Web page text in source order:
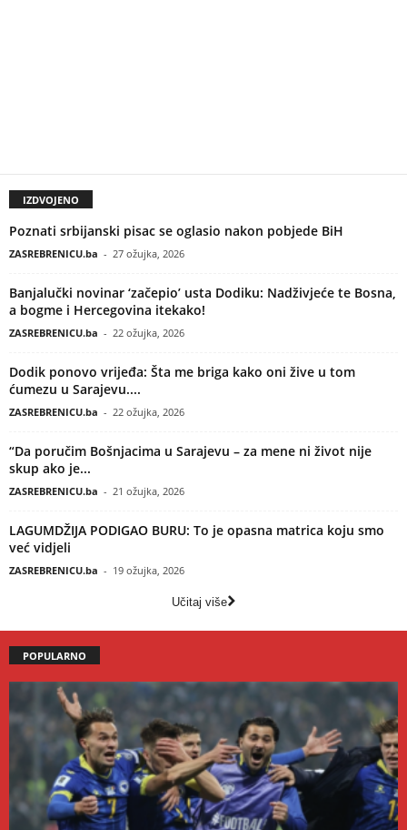
IZDVOJENO
Poznati srbijanski pisac se oglasio nakon pobjede BiH
ZASREBRENICU.ba - 27 ožujka, 2026
Banjalučki novinar ‘začepio’ usta Dodiku: Nadživjeće te Bosna,
a bogme i Hercegovina itekako!
ZASREBRENICU.ba - 22 ožujka, 2026
Dodik ponovo vrijeđa: Šta me briga kako oni žive u tom
ćumezu u Sarajevu....
ZASREBRENICU.ba - 22 ožujka, 2026
“Da poručim Bošnjacima u Sarajevu – za mene ni život nije
skup ako je...
ZASREBRENICU.ba - 21 ožujka, 2026
LAGUMDŽIJA PODIGAO BURU: To je opasna matrica koju smo
već vidjeli
ZASREBRENICU.ba - 19 ožujka, 2026
Učitaj više
POPULARNO